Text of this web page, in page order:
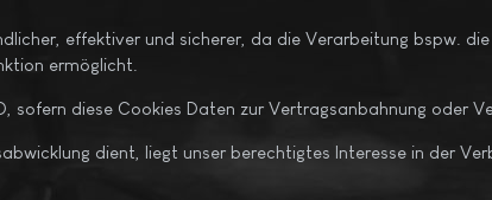
effektiver und sicherer, da die Verarbeitung bspw.
ermöglicht.
sofern diese Cookies Daten zur Vertragsanbahnung oder
dient, liegt unser berechtigtes Interesse in der